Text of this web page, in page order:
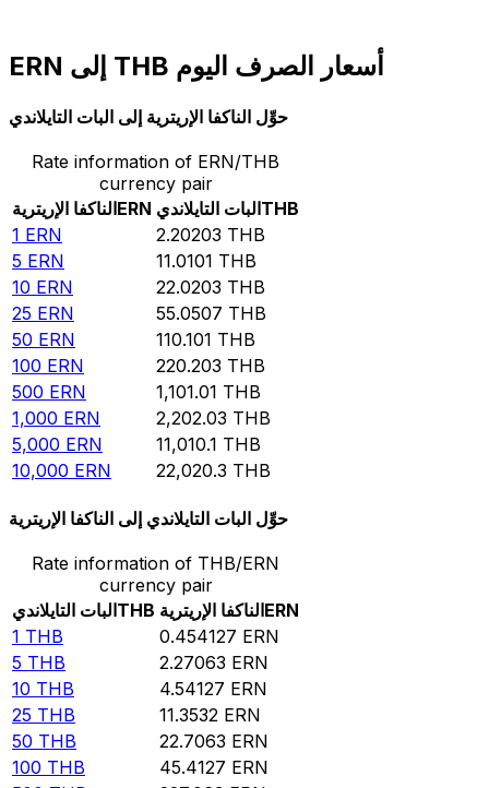
ERN إلى THB أسعار الصرف اليوم
حوِّل الناكفا الإريترية إلى البات التايلاندي
Rate information of ERN/THB
currency pair
الناكفا الإريتريةERN البات التايلانديTHB
1 ERN 2.20203 THB
5 ERN 11.0101 THB
10 ERN 22.0203 THB
25 ERN 55.0507 THB
50 ERN 110.101 THB
100 ERN 220.203 THB
500 ERN 1,101.01 THB
1,000 ERN 2,202.03 THB
5,000 ERN 11,010.1 THB
10,000 ERN 22,020.3 THB
حوِّل البات التايلاندي إلى الناكفا الإريترية
Rate information of THB/ERN
currency pair
البات التايلانديTHB الناكفا الإريتريةERN
1 THB 0.454127 ERN
5 THB 2.27063 ERN
10 THB 4.54127 ERN
25 THB 11.3532 ERN
50 THB 22.7063 ERN
100 THB 45.4127 ERN